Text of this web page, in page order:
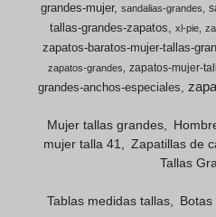
grandes-mujer
sandalias-grandes
tallas-grandes-zapatos xl-pie
zapatos-baratos-mujer-tallas-
zapatos-grandes zapatos-mujer-
grandes-anchos-especiales
Mujer tallas grandes
mujer talla 41
Zapatillas de
Tallas
Tablas medidas tallas